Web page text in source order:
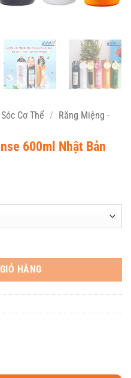
Cơ Thể / Răng Miệng -
600ml Nhật Bản
Bản số lượng
HÀNG